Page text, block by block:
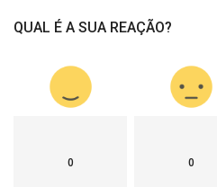
QUAL É A SUA REAÇÃO?
0 0